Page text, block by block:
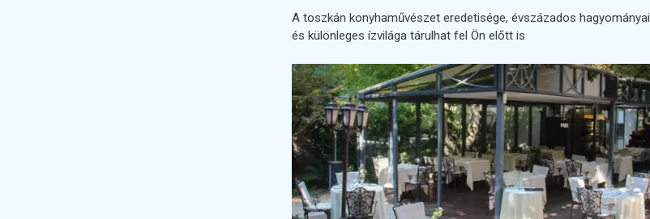
A toszkán konyhaművészet eredetisége, évszázados hagyományai
és különleges ízvilága tárulhat fel Ön előtt is